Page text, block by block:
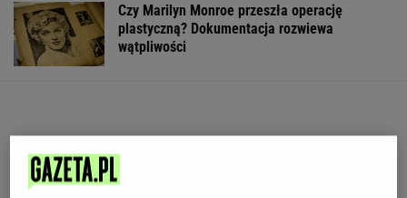
Czy Marilyn Monroe przeszła operację
plastyczną? Dokumentacja rozwiewa
wątpliwości